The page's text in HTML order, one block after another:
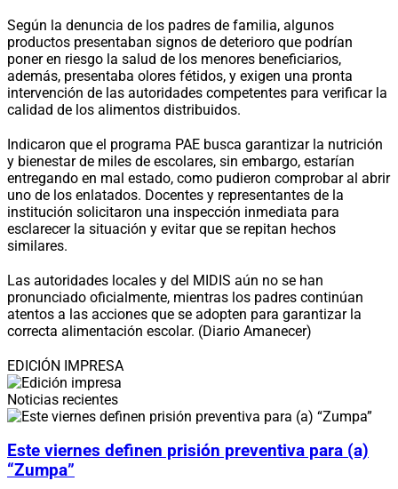
Según la denuncia de los padres de familia, algunos
productos presentaban signos de deterioro que podrían
poner en riesgo la salud de los menores beneficiarios,
además, presentaba olores fétidos, y exigen una pronta
intervención de las autoridades competentes para verificar la
calidad de los alimentos distribuidos.
Indicaron que el programa PAE busca garantizar la nutrición
y bienestar de miles de escolares, sin embargo, estarían
entregando en mal estado, como pudieron comprobar al abrir
uno de los enlatados. Docentes y representantes de la
institución solicitaron una inspección inmediata para
esclarecer la situación y evitar que se repitan hechos
similares.
Las autoridades locales y del MIDIS aún no se han
pronunciado oficialmente, mientras los padres continúan
atentos a las acciones que se adopten para garantizar la
correcta alimentación escolar. (Diario Amanecer)
EDICIÓN IMPRESA
Noticias recientes
Este viernes definen prisión preventiva para (a)
“Zumpa”